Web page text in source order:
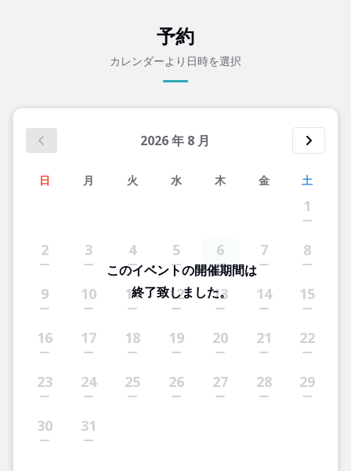
予約
カレンダーより日時を選択
2026年 8 月
日 月 火 水 木 金 土
1
2 3 4 5 6 7 8
9 10 11 12 13 14 15
16 17 18 19 20 21 22
23 24 25 26 27 28 29
30 31
このイベントの開催期間は
終了致しました。